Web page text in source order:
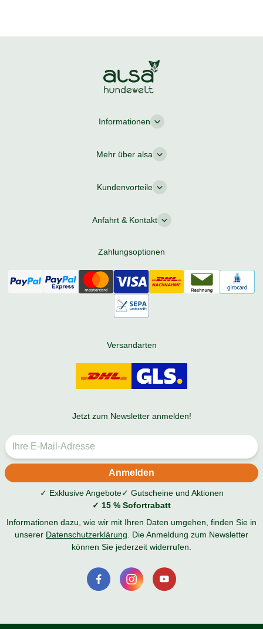
Informationen
Mehr über alsa
Kundenvorteile
Anfahrt & Kontakt
Zahlungsoptionen
Versandarten
Jetzt zum Newsletter anmelden!
✓ Exklusive Angebote✓ Gutscheine und Aktionen
✓ 15 % Sofortrabatt
Informationen dazu, wie wir mit Ihren Daten umgehen, finden Sie in
unserer Datenschutzerklärung . Die Anmeldung zum Newsletter
können Sie jederzeit widerrufen.